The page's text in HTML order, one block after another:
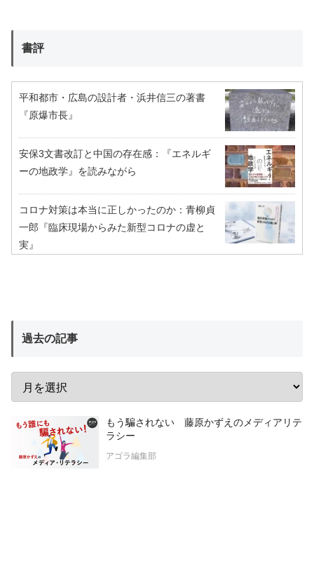
書評
平和都市・広島の設計者・浜井信三の著書
『原爆市長』
安保3文書改訂と中国の存在感：『エネルギ
ーの地政学』を読みながら
コロナ対策は本当に正しかったのか：青柳貞
一郎『臨床現場からみた新型コロナの虚と
実』
過去の記事
もう騙されない 藤原かずえのメディアリテ
ラシー
アゴラ編集部